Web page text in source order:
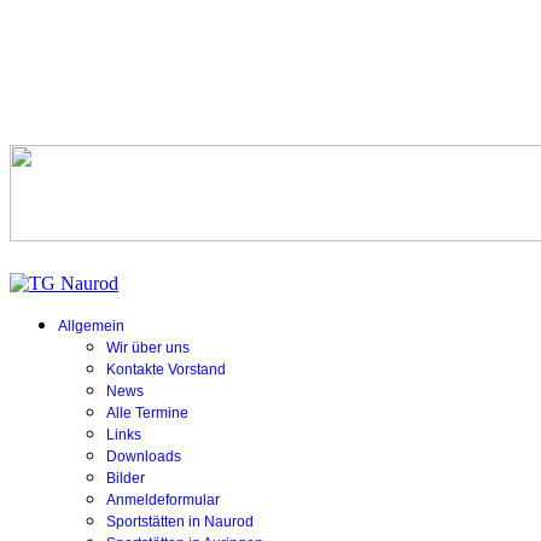
Allgemein
Wir über uns
Kontakte Vorstand
News
Alle Termine
Links
Downloads
Bilder
Anmeldeformular
Sportstätten in Naurod